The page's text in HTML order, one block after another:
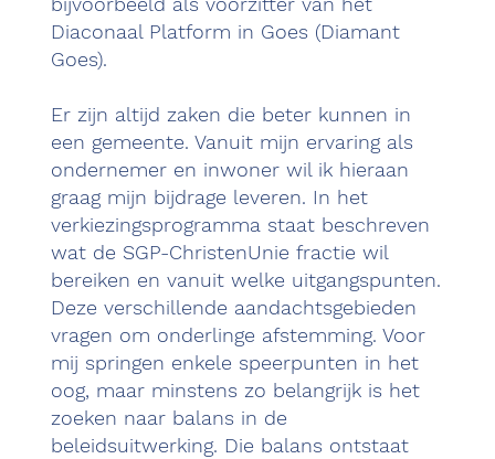
Diaconaal Platform in Goes (Diamant
Goes).
Er zijn altijd zaken die beter kunnen in
een gemeente. Vanuit mijn ervaring als
ondernemer en inwoner wil ik hieraan
graag mijn bijdrage leveren. In het
verkiezingsprogramma staat beschreven
wat de SGP-ChristenUnie fractie wil
bereiken en vanuit welke uitgangspunten.
Deze verschillende aandachtsgebieden
vragen om onderlinge afstemming. Voor
mij springen enkele speerpunten in het
oog, maar minstens zo belangrijk is het
zoeken naar balans in de
beleidsuitwerking. Die balans ontstaat